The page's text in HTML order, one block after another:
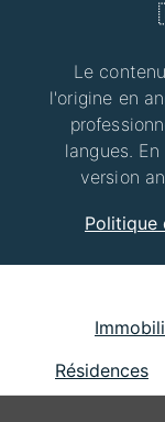
Le
l'origine en
langues.
version
Politique
Résidences